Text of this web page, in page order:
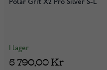
Polar Grit X2 Pro Silver S-L
I lager
5 790,00 Kr